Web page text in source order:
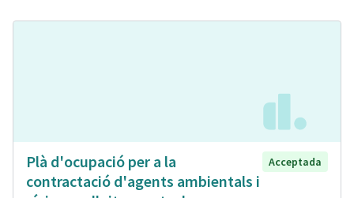
Plà d'ocupació per a la
contractació d'agents ambientals i
Acceptada